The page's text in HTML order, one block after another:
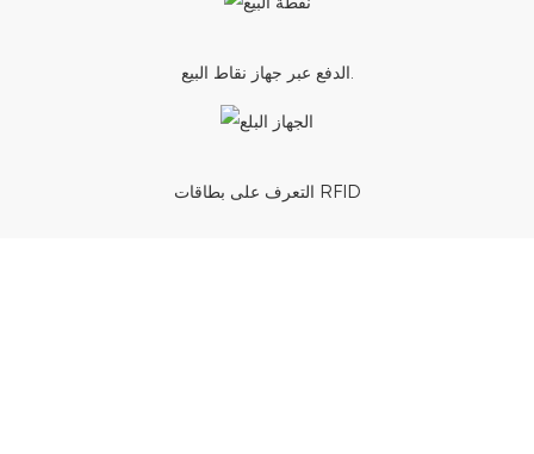
التعرف على بطاقات RFID